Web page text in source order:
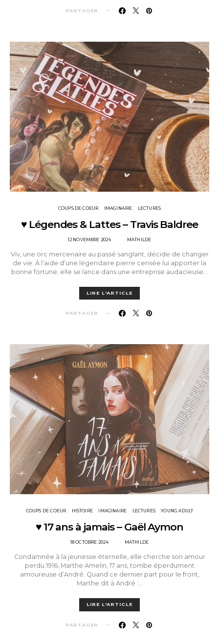
PARTAGER
COUPS DE COEUR IMAGINAIRE LECTURES
♥ Légendes & Lattes – Travis Baldree
POSTED
12 NOVEMBRE 2024 MATHILDE
Viv, une orc mercenaire au passé sanglant, décide de changer
de vie. À l’aide d’une légendaire pierre censée lui apporter la
bonne fortune, elle se lance dans une entreprise audacieuse…
LIRE L'ARTICLE
PARTAGER
COUPS DE COEUR HISTOIRE IMAGINAIRE LECTURES YOUNG ADULT
♥ 17 ans à jamais – Gaël Aymon
POSTED
18 OCTOBRE 2024 MATHILDE
Condamnée à la jeunesse éternelle, elle cherche son amour
perdu.1916, Marthe Amelin, 17 ans, tombe éperdument
amoureuse d’André. Quand ce dernier part pour le front,
Marthe dit à André :…
LIRE L'ARTICLE
PARTAGER